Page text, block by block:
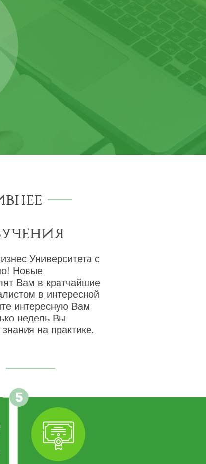
Университета с
Новые
Вам в кратчайшие
в интересной
интересную Вам
недель Вы
на практике.